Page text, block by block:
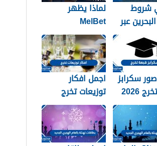
شروط
عبر
فهد
لماذا يظهر
MelBet
Guidebook في
نتائج البحث أكثر
من صفحات كثيرة؟
سكرابز
2026
اجمل افكار
توزيعات تخرج
2026 بالصور